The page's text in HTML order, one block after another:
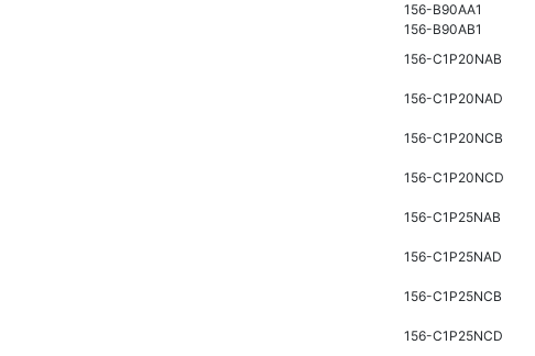
156-B90AA1
156-B90AB1
156-C1P20NAB
156-C1P20NAD
156-C1P20NCB
156-C1P20NCD
156-C1P25NAB
156-C1P25NAD
156-C1P25NCB
156-C1P25NCD